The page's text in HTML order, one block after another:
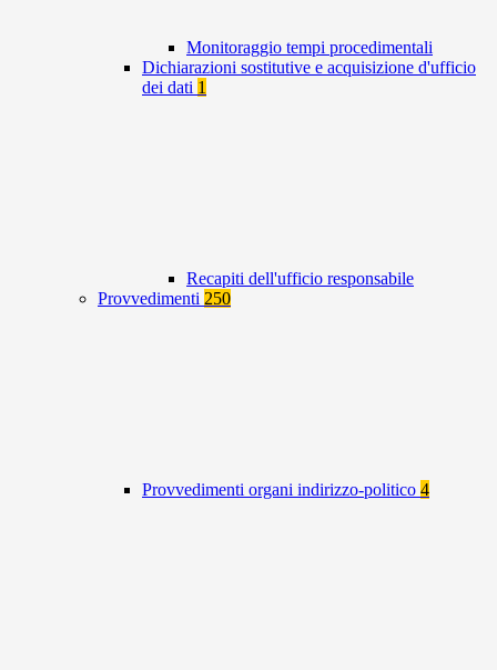
Monitoraggio tempi procedimentali
Dichiarazioni sostitutive e acquisizione d'ufficio
dei dati 1
Recapiti dell'ufficio responsabile
Provvedimenti 250
Provvedimenti organi indirizzo-politico 4